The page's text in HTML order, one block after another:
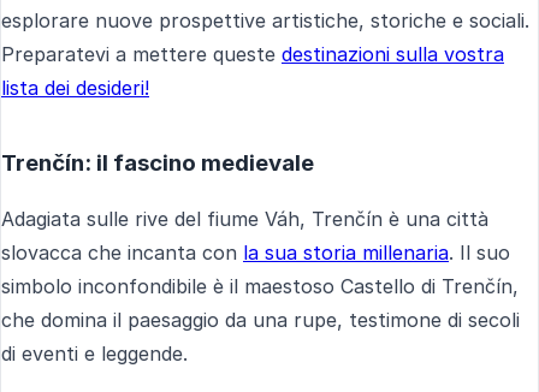
esplorare nuove prospettive artistiche, storiche e sociali.
Preparatevi a mettere queste destinazioni sulla vostra
lista dei desideri!
Trenčín: il fascino medievale
Adagiata sulle rive del fiume Váh, Trenčín è una città
slovacca che incanta con la sua storia millenaria. Il suo
simbolo inconfondibile è il maestoso Castello di Trenčín,
che domina il paesaggio da una rupe, testimone di secoli
di eventi e leggende.